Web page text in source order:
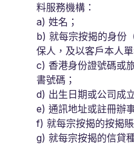
料服務機構：
a) 姓名；
b) 就每宗按揭的身份
保人，及以客戶本人
c) 香港身份證號碼或
書號碼；
d) 出生日期或公司成
e) 通訊地址或註冊辦
f) 就每宗按揭的按揭賬
g) 就每宗按揭的信貸